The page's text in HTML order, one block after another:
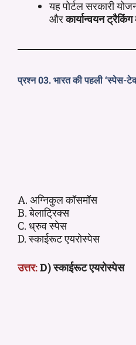
यह पोर्टल सरकारी
औरकार्यान्वयन ट्रैकिंग
प्रश्न 03. भारत की पहली ‘स्पेस-
A. अग्निकुल कॉसमॉस
B. बेलाट्रिक्स
C. ध्रुव स्पेस
D. स्काईरूट एयरोस्पेस
उत्तर:D) स्काईरूट एयरोस्पेस